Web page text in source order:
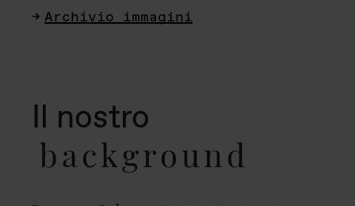
Archivio immagini
Il nostro
background